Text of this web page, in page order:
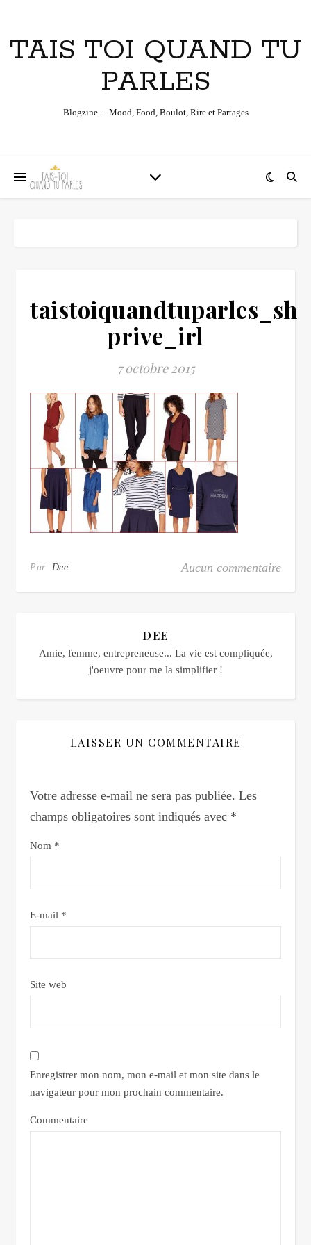
TAIS TOI QUAND TU
PARLES
Blogzine… Mood, Food, Boulot, Rire et Partages
prive_irl
7 octobre 2015
Par Dee Aucun commentaire
DEE
Amie, femme, entrepreneuse... La vie est compliquée,
j'oeuvre pour me la simplifier !
LAISSER UN COMMENTAIRE
Votre adresse e-mail ne sera pas publiée. Les
champs obligatoires sont indiqués avec *
Nom *
E-mail *
Site web
Enregistrer mon nom, mon e-mail et mon site dans le
navigateur pour mon prochain commentaire.
Commentaire